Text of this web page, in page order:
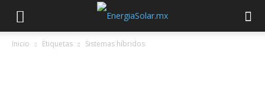
Inicio Etiquetas Sistemas híbridos